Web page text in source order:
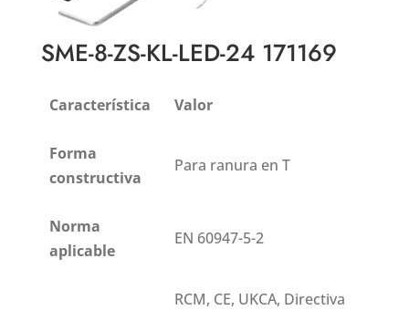
SME-8-ZS-KL-LED-24 171169
Característica Valor
Forma
constructiva
Para ranura en T
Norma
aplicable
EN 60947-5-2
RCM, CE, UKCA, Directiva